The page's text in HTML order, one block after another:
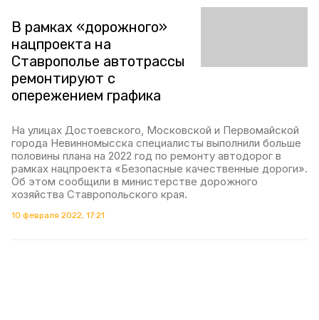
В рамках «дорожного»
нацпроекта на
Ставрополье автотрассы
ремонтируют с
опережением графика
На улицах Достоевского, Московской и Первомайской
города Невинномысска специалисты выполнили больше
половины плана на 2022 год по ремонту автодорог в
рамках нацпроекта «Безопасные качественные дороги».
Об этом сообщили в министерстве дорожного
хозяйства Ставропольского края.
10 февраля 2022, 17:21